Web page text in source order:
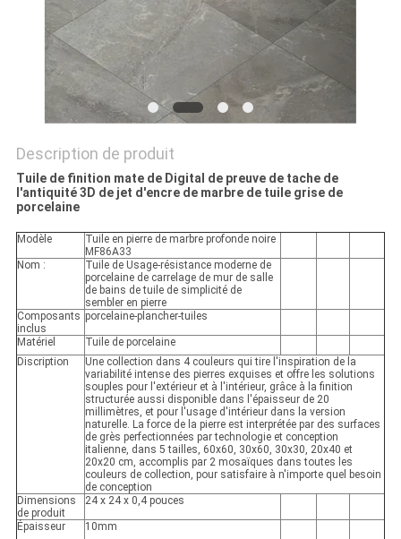
POLITIQUE
CONFIDENTIALITÉ
Description de produit
Tuile de finition mate de Digital de preuve de tache de
l'antiquité 3D de jet d'encre de marbre de tuile grise de
porcelaine
Modèle
Tuile en pierre de marbre profonde noire
MF86A33
Nom :
Tuile de Usage-résistance moderne de
porcelaine de carrelage de mur de salle
de bains de tuile de simplicité de
sembler en pierre
Composants
inclus
porcelaine-plancher-tuiles
Matériel
Tuile de porcelaine
Discription
Une collection dans 4 couleurs qui tire l'inspiration de la
variabilité intense des pierres exquises et offre les solutions
souples pour l'extérieur et à l'intérieur, grâce à la finition
structurée aussi disponible dans l'épaisseur de 20
millimètres, et pour l'usage d'intérieur dans la version
naturelle. La force de la pierre est interprétée par des surfaces
de grès perfectionnées par technologie et conception
italienne, dans 5 tailles, 60x60, 30x60, 30x30, 20x40 et
20x20 cm, accomplis par 2 mosaïques dans toutes les
couleurs de collection, pour satisfaire à n'importe quel besoin
de conception
Dimensions
de produit
24 x 24 x 0,4 pouces
Épaisseur
10mm